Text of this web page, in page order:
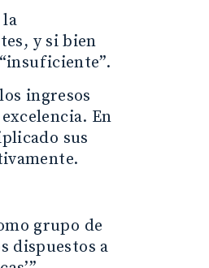
la
y si bien
ingresos
En
sus
grupo de
dispuestos a